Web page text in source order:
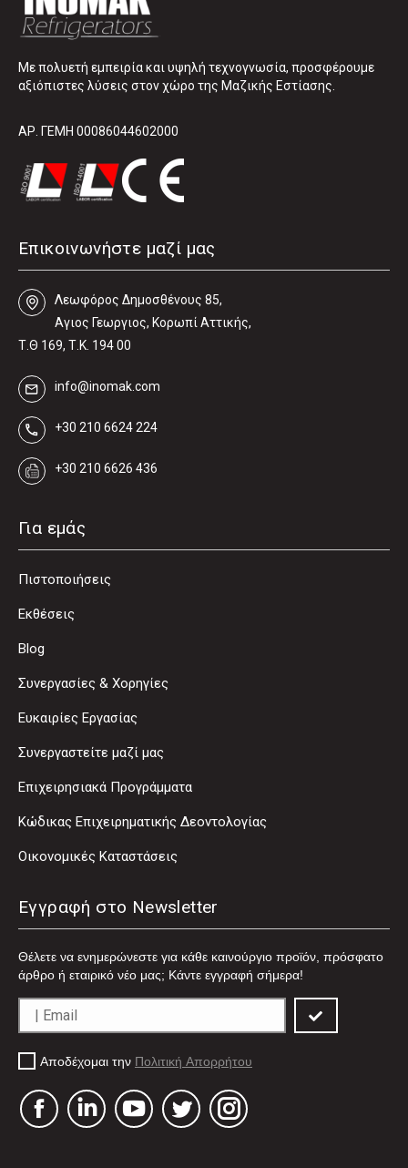
Με πολυετή εμπειρία και υψηλή τεχνογνωσία, προσφέρουμε
αξιόπιστες λύσεις στον χώρο της Μαζικής Εστίασης.
ΑΡ. ΓΕΜΗ 00086044602000
Επικοινωνήστε μαζί μας
Λεωφόρος Δηµοσθένους 85,
Αγιος Γεωργιος, Κορωπί Αττικής,
Τ.Θ 169, Τ.Κ. 194 00
info@inomak.com
+30 210 6624 224
+30 210 6626 436
Για εμάς
Πιστοποιήσεις
Εκθέσεις
Blog
Συνεργασίες & Χορηγίες
Ευκαιρίες Εργασίας
Συνεργαστείτε μαζί μας
Επιχειρησιακά Προγράμματα
Κώδικας Επιχειρηματικής Δεοντολογίας
Οικονομικές Καταστάσεις
Εγγραφή στο Newsletter
Θέλετε να ενημερώνεστε για κάθε καινούργιο προϊόν, πρόσφατο
άρθρο ή εταιρικό νέο μας; Κάντε εγγραφή σήμερα!
Αποδέχομαι την Πολιτική Απορρήτου
FacebookLinkedinYouTubeTwitter Instagram